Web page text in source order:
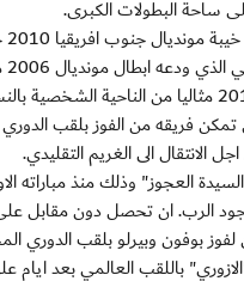
ساحة البطولات الكبرى.
مونديال 2006 من الدور الاول.
ولم يكن موسم 2011-2012 مثاليا من
الانتقال الى الغريم التقليدي.
العجوز" وذلك منذ
الرب. ان تحصل دون مقابل
بوفون وبيرلو بلقب الدوري
حين توج "الازوري" باللقب العالمي